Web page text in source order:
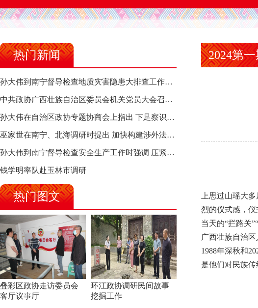
热门新闻
孙大伟到南宁督导检查地质灾害隐患大排查工作时强调 筑牢地质灾害安全防线 全力保障人民群众生命财产安全
中共政协广西壮族自治区委员会机关党员大会召开 选举产生新一届机关党委、机关纪委
孙大伟在自治区政协专题协商会上指出 下足察识谋督之功 恪尽服务大局之责 助推有色金属、关键金属产业高质量发展
巫家世在南宁、北海调研时提出 加快构建涉外法律供给集群 护航向海经济高质量发展
孙大伟到南宁督导检查安全生产工作时强调 压紧压实责任 狠抓隐患整治 坚决筑牢安全生产防线
钱学明率队赴玉林市调研
热门图文
叠彩区政协走访委员会
客厅议事厅
环江政协调研民间故事
挖掘工作
2024第一
上思过山瑶大
烈的仪式感，
当天的“拦路关
广西壮族自治
1988年深秋和
是他们对民族